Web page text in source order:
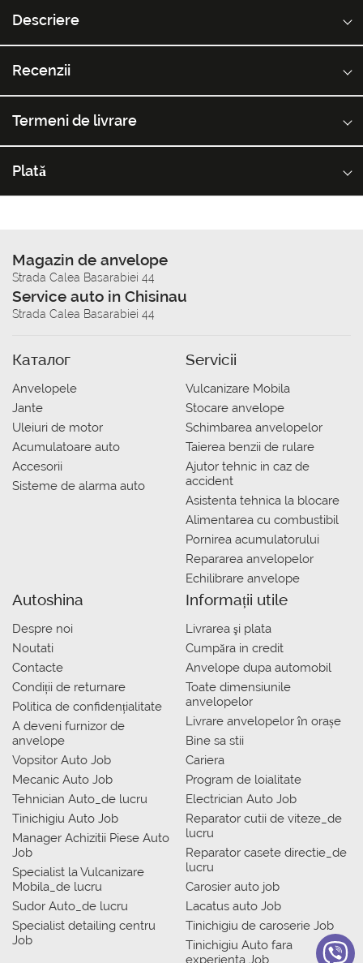
Descriere
Recenzii
Termeni de livrare
Plată
Magazin de anvelope
Strada Calea Basarabiei 44
Service auto in Chisinau
Strada Calea Basarabiei 44
Каталог
Anvelopele
Jante
Uleiuri de motor
Acumulatoare auto
Accesorii
Sisteme de alarma auto
Servicii
Vulcanizare Mobila
Stocare anvelope
Schimbarea anvelopelor
Taierea benzii de rulare
Ajutor tehnic in caz de
accident
Asistenta tehnica la blocare
Alimentarea cu combustibil
Pornirea acumulatorului
Repararea anvelopelor
Echilibrare anvelope
Autoshina
Despre noi
Noutati
Contacte
Condiții de returnare
Politica de confidențialitate
A deveni furnizor de
anvelope
Vopsitor Auto Job
Mecanic Auto Job
Tehnician Auto_de lucru
Tinichigiu Auto Job
Manager Achizitii Piese Auto
Job
Specialist la Vulcanizare
Mobila_de lucru
Sudor Auto_de lucru
Specialist detailing centru
Job
Informații utile
Livrarea şi plata
Сumpăra in credit
Anvelope dupa automobil
Toate dimensiunile
anvelopelor
Livrare anvelopelor în orașe
Bine sa stii
Cariera
Program de loialitate
Electrician Auto Job
Reparator cutii de viteze_de
lucru
Reparator casete directie_de
lucru
Carosier auto job
Lacatus auto Job
Tinichigiu de caroserie Job
Tinichigiu Auto fara
experienta Job